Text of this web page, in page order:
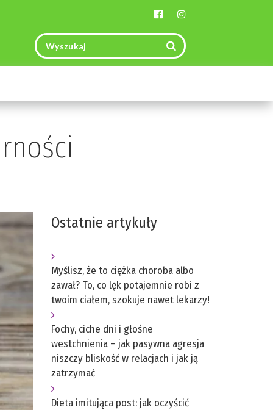
Ostatnie artykuły
Myślisz, że to ciężka choroba albo
zawał? To, co lęk potajemnie robi z
twoim ciałem, szokuje nawet lekarzy!
Fochy, ciche dni i głośne
westchnienia – jak pasywna agresja
niszczy bliskość w relacjach i jak ją
zatrzymać
Dieta imitująca post: jak oczyścić